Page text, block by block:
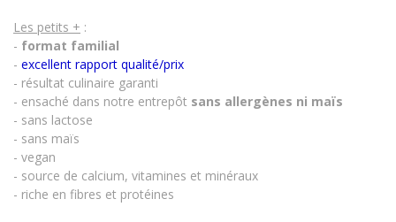
Les petits + :
- format familial
- excellent rapport qualité/prix
- résultat culinaire garanti
- ensaché dans notre entrepôt sans allergènes ni maïs
- sans lactose
- sans maïs
- vegan
- source de calcium, vitamines et minéraux
- riche en fibres et protéines